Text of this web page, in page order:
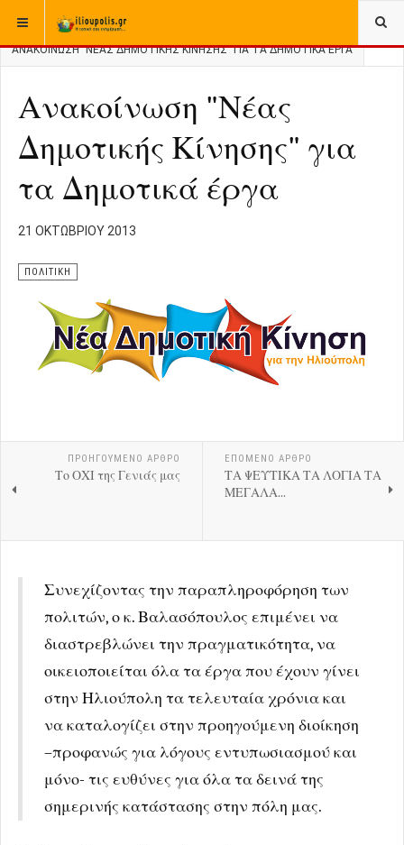
ΒΡΊΣΚΕΣΤΕ ΕΔΏ: ΑΡΧΙΚΉ
ΑΝΑΚΟΊΝΩΣΗ "ΝΈΑΣ ΔΗΜΟΤΙΚΉΣ ΚΊΝΗΣΗΣ" ΓΙΑ ΤΑ ΔΗΜΟΤΙΚΆ ΈΡΓΑ
Ανακοίνωση "Νέας
Δημοτικής Κίνησης" για
τα Δημοτικά έργα
21 ΟΚΤΩΒΡΊΟΥ 2013
ΠΟΛΙΤΙΚΗ
ΠΡΟΗΓΟΎΜΕΝΟ ΑΡΘΡΟ
Το ΟΧΙ της Γενιάς μας
ΕΠΟΜΕΝΟ ΑΡΘΡΟ
ΤΑ ΨΕΥΤΙΚΑ ΤΑ ΛΟΓΙΑ ΤΑ
ΜΕΓΑΛΑ...
Συνεχίζοντας την παραπληροφόρηση των
πολιτών, ο κ. Βαλασόπουλος επιμένει να
διαστρεβλώνει την πραγματικότητα, να
οικειοποιείται όλα τα έργα που έχουν γίνει
στην Ηλιούπολη τα τελευταία χρόνια και
να καταλογίζει στην προηγούμενη διοίκηση
–προφανώς για λόγους εντυπωσιασμού και
μόνο- τις ευθύνες για όλα τα δεινά της
σημερινής κατάστασης στην πόλη μας.